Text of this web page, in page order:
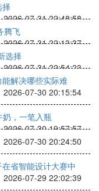
择
2026-07-31 22:48:58
腾飞
2026-07-31 22:13:37
选择
2026-07-31 22:54:23
解决哪些实际难
2026-07-30 20:15:54
奶，一笔入瓶
2026-07-30 19:57:57
2026-07-30 20:24:50
省智能设计大赛中
2026-07-29 22:02:39